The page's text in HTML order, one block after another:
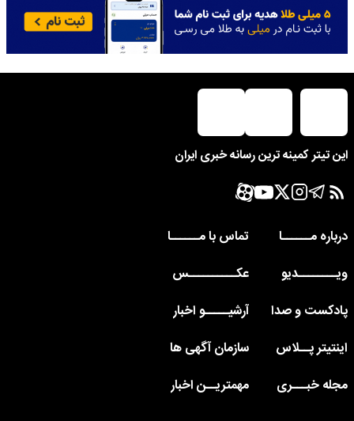
این تیتر کمینه ترین رسانه خبری ایران
درباره مــــــا
تماس با مــــــا
ویــــــــدیو
عکــــــــــس
پادکست و صدا
آرشیـــــو اخبار
اینتیتر پــلاس
سازمان آگهی ها
مجله خبـــری
مهمتریــن اخبار